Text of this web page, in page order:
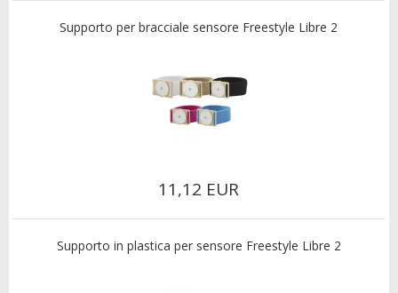
Supporto per bracciale sensore Freestyle Libre 2
11,12 EUR
Supporto in plastica per sensore Freestyle Libre 2